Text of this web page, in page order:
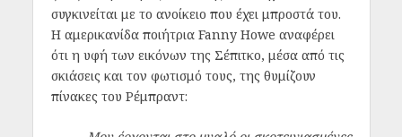
συγκινείται με το ανοίκειο που έχει μπροστά του.
Η αμερικανίδα ποιήτρια Fanny Howe αναφέρει
ότι η υφή των εικόνων της Σέπιτκο, μέσα από τις
σκιάσεις και τον φωτισμό τους, της θυμίζουν
πίνακες του Ρέμπραντ: